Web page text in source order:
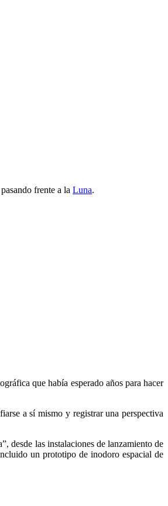
frente a la Luna.
que había esperado años para hacer
a sí mismo y registrar una perspectiva
desde las instalaciones de lanzamiento de
un prototipo de inodoro espacial de